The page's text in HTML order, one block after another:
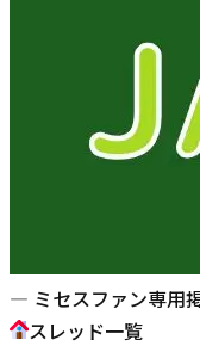
— ミセスファン専用
スレッド一覧